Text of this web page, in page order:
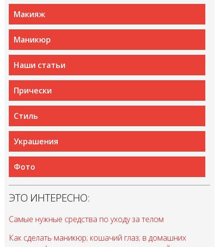
Макияж
Маникюр
Наши статьи
Прически
Стиль
Украшения
Фото
ЭТО ИНТЕРЕСНО:
Самые нужные средства по уходу за телом
Как сделать маникюр; кошачий глаз; в домашних